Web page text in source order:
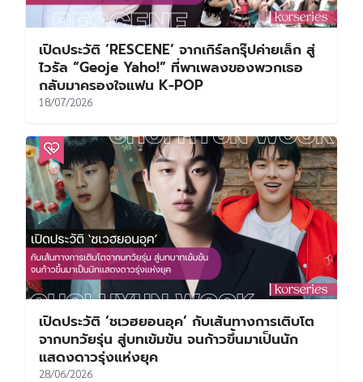
เปิดประวัติ ‘RESCENE’ จากเกิร์ลกรุ๊ปค่ายเล็ก สู่
ไวรัล “Geoje Yaho!” ที่พาเพลงของพวกเธอ
กลับมาครองใจแฟน K-POP
18/07/2026
เปิดประวัติ ‘ชเวฮยอนอุค’ กับเส้นทางการเติบโต
จากบทวัยรุ่น สู่บทเข้มข้น จนก้าวขึ้นมาเป็นนัก
แสดงดาวรุ่งแห่งยุค
28/06/2026